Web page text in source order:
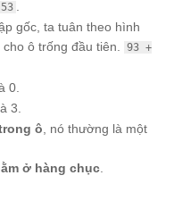
.
gốc, ta tuân theo hình
cho ô trống đầu tiên. 93 +
0.
3.
ô, nó thường là một
ở hàng chục.